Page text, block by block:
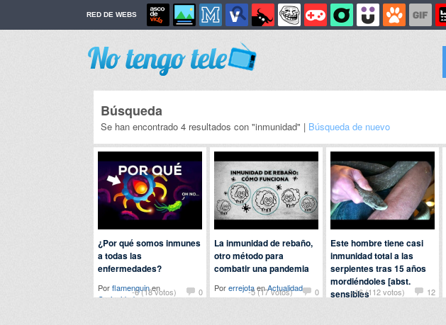
RED DE WEBS
Búsqueda
Se han encontrado 4 resultados con "inmunidad" | Búsqueda de nuevo
-6 (18 votos) 0
¿Por qué somos inmunes
a todas las
enfermedades?
Porflamenquinen
Curiosidades
-5 (17 votos) 0
La inmunidad de rebaño,
otro método para
combatir una pandemia
PorerrejotaenActualidad +16 (112 votos) 12
Este hombre tiene casi
inmunidad total a las
serpientes tras 15 años
mordiéndoles [abst.
sensibles